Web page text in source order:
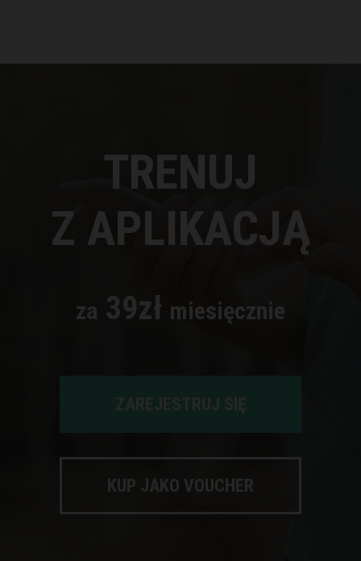
TRENUJ
Z APLIKACJĄ
za 39zł miesięcznie
ZAREJESTRUJ SIĘ
KUP JAKO VOUCHER